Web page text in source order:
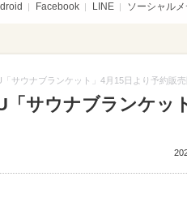
Facebook LINE ソーシャル
サウナブランケット」4月15日より予約販
サウナブランケッ